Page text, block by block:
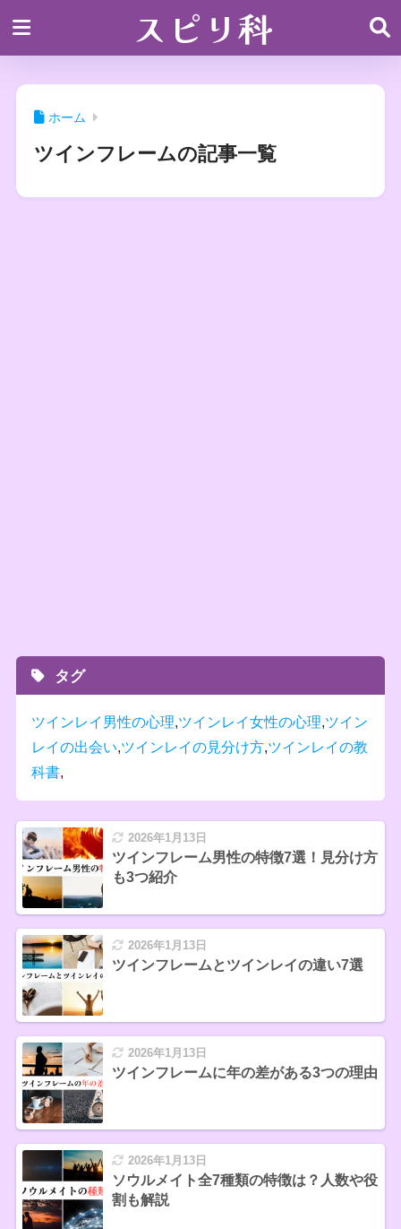
スピリ科
ホーム
ツインフレームの記事一覧
タグ
ツインレイ男性の心理,ツインレイ女性の心理,ツイン
レイの出会い,ツインレイの見分け方,ツインレイの教
科書,
2026年1月13日
ツインフレーム男性の特徴7選！見分け方
も3つ紹介
2026年1月13日
ツインフレームとツインレイの違い7選
2026年1月13日
ツインフレームに年の差がある3つの理由
2026年1月13日
ソウルメイト全7種類の特徴は？人数や役
割も解説